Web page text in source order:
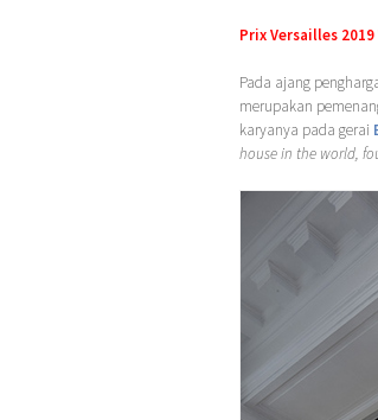
Prix Versailles
Pada ajang
merupakan
karyanya pada gerai
house in the world,